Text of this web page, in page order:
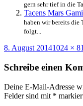
gern sehr tief in die
Tacens Mars
haben wir bereits die
folgt...
Veröffentlicht
8. August 20141024 ×
Schreibe einen
Deine E-Mail-Adresse
Felder sind mit *